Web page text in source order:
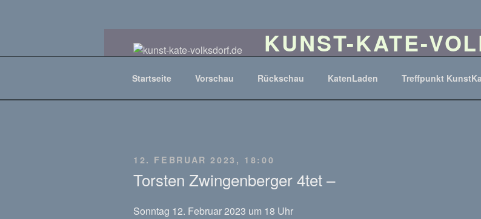
KUNST-KATE-
Startseite Vorschau Rückschau KatenLaden Treffpunkt
VERÖFFENTLICHT
AM
12. FEBRUAR 2023, 18:00
Torsten Zwingenberger 4tet –
Sonntag 12. Februar 2023 um 18 Uhr